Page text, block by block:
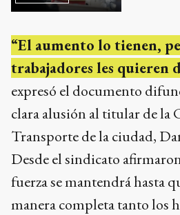
“El aumento lo tienen,
trabajadores les quieren
expresó el documento
clara alusión al titular de la
Transporte de la ciudad,
Desde el sindicato
fuerza se mantendrá hasta
manera completa tanto los